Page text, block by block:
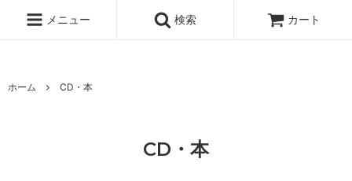
メニュー
検索 カート
ホーム CD・本
CD・本